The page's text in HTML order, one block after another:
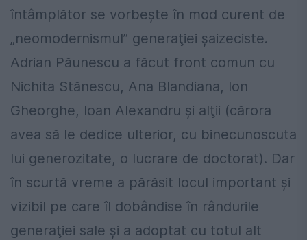
întâmplător se vorbeşte în mod curent de
„neomodernismul” generaţiei şaizeciste.
Adrian Păunescu a făcut front comun cu
Nichita Stănescu, Ana Blandiana, Ion
Gheorghe, Ioan Alexandru şi alţii (cărora
avea să le dedice ulterior, cu binecunoscuta
lui generozitate, o lucrare de doctorat). Dar
în scurtă vreme a părăsit locul important şi
vizibil pe care îl dobândise în rândurile
generaţiei sale şi a adoptat cu totul alt